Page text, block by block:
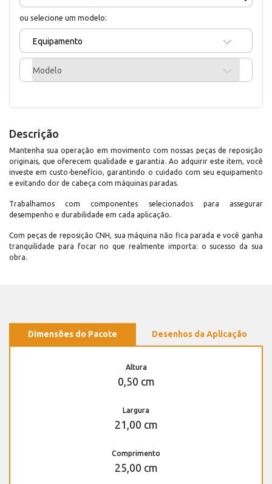
ou selecione um modelo:
Equipamento
Modelo
Descrição
Mantenha sua operação em movimento com nossas peças de reposição
originais, que oferecem qualidade e garantia. Ao adquirir este item, você
investe em custo-benefício, garantindo o cuidado com seu equipamento
e evitando dor de cabeça com máquinas paradas.
Trabalhamos com componentes selecionados para assegurar
desempenho e durabilidade em cada aplicação.
Com peças de reposição CNH, sua máquina não fica parada e você ganha
tranquilidade para focar no que realmente importa: o sucesso da sua
obra.
Dimensões do Pacote Desenhos da Aplicação
Altura
0,50 cm
Largura
21,00 cm
Comprimento
25,00 cm